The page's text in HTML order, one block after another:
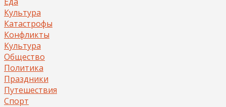
Культура
Катастрофы
Конфликты
Культура
Общество
Политика
Праздники
Путешествия
Спорт